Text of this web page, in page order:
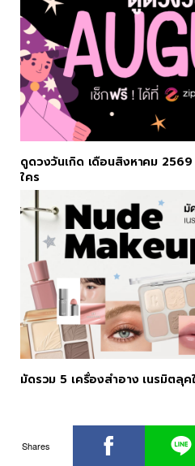
ดูดวงวันเกิด เดือนสิงหาคม
ใคร
มัดรวม 5 เครื่องสำอาง เนรมิตลุ
Shares